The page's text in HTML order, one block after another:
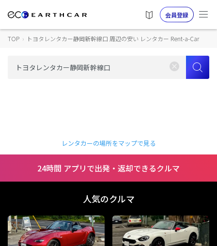
会員登録
TOP › トヨタレンタカー静岡新幹線口 周辺の安い レンタカー Rent-a-Car
レンタカーの場所をマップで見る
24時間 アプリで出発・返却できるクルマ
人気のクルマ